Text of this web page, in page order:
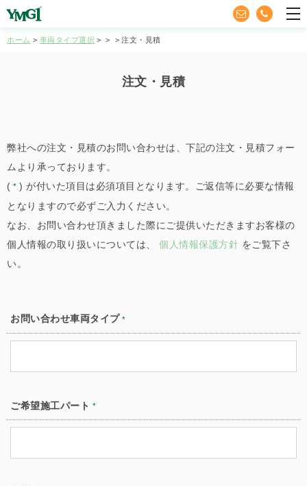
ホーム 車両タイプ選択 注文・見積
注文・見積
弊社への注文・見積のお問い合わせは、下記の注文・見積フォー
ムより承っております。
( * ) が付いた項目は必須項目となります。ご返信等に必要な情報
となりますので必ずご入力ください。
なお、お問い合わせ頂きました際にご提供いただきますお客様の
個人情報の取り扱いについては、 個人情報保護方針 をご覧下さ
い。
お問い合わせ車両タイプ *
ご希望施工パート *